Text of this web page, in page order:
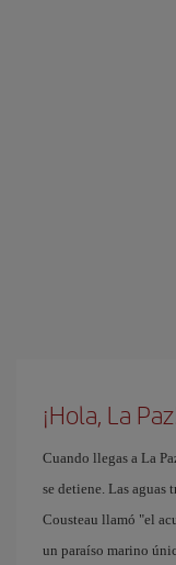
¡Hola, La
Cuando llegas a La
se detiene. Las aguas
Cousteau llamó "el
un paraíso marino